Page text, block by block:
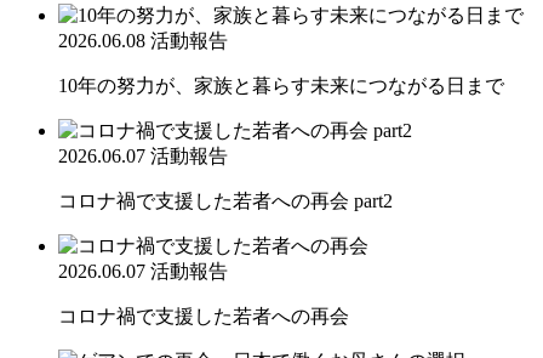
2026.06.08 活動報告
10年の努力が、家族と暮らす未来につながる日まで
2026.06.07 活動報告
コロナ禍で支援した若者への再会 part2
2026.06.07 活動報告
コロナ禍で支援した若者への再会